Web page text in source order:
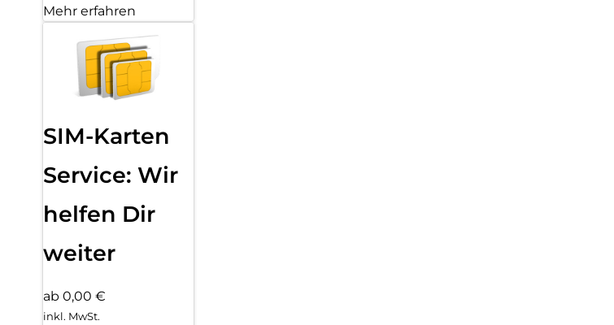
Mehr erfahren
SIM-Karten
Service: Wir
helfen Dir
weiter
ab 0,00 €
inkl. MwSt.